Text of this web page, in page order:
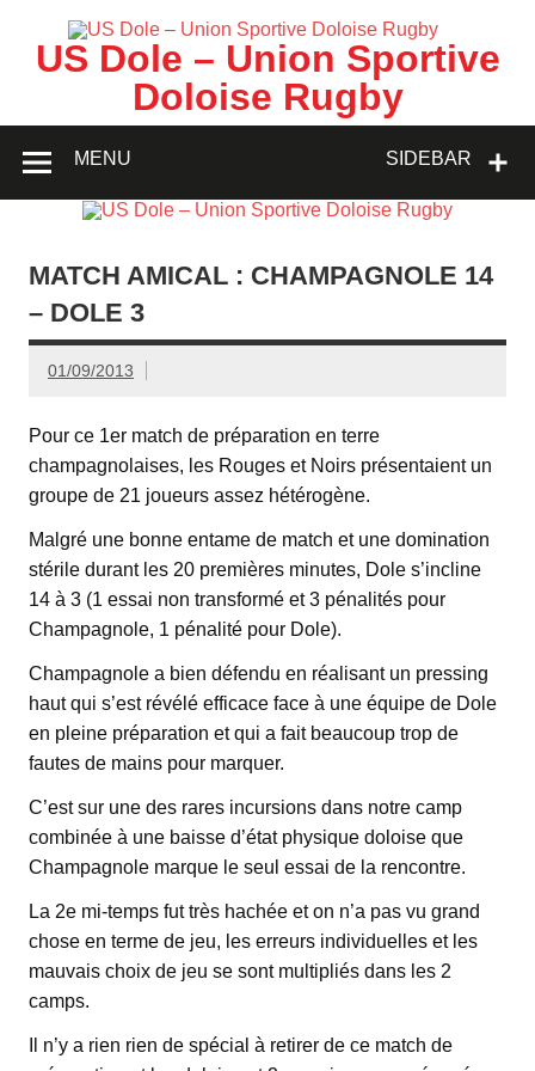
contentUS Dole – Union Sportive
Doloise Rugby
SIDEBAR
MENU
MATCH AMICAL : CHAMPAGNOLE 14
– DOLE 3
01/09/2013
Pour ce 1er match de préparation en terre
champagnolaises, les Rouges et Noirs présentaient un
groupe de 21 joueurs assez hétérogène.
Malgré une bonne entame de match et une domination
stérile durant les 20 premières minutes, Dole s’incline
14 à 3 (1 essai non transformé et 3 pénalités pour
Champagnole, 1 pénalité pour Dole).
Champagnole a bien défendu en réalisant un pressing
haut qui s’est révélé efficace face à une équipe de Dole
en pleine préparation et qui a fait beaucoup trop de
fautes de mains pour marquer.
C’est sur une des rares incursions dans notre camp
combinée à une baisse d’état physique doloise que
Champagnole marque le seul essai de la rencontre.
La 2e mi-temps fut très hachée et on n’a pas vu grand
chose en terme de jeu, les erreurs individuelles et les
mauvais choix de jeu se sont multipliés dans les 2
camps.
Il n’y a rien rien de spécial à retirer de ce match de